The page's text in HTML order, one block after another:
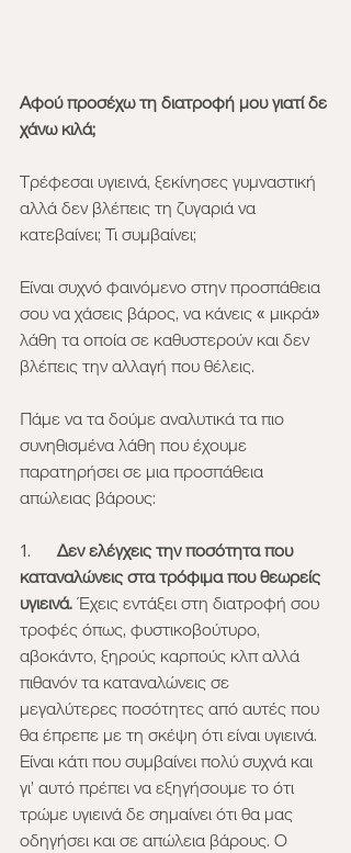
Αφού προσέχω τη διατροφή μου γιατί δε
χάνω κιλά;
Τρέφεσαι υγιεινά, ξεκίνησες γυμναστική
αλλά δεν βλέπεις τη ζυγαριά να
κατεβαίνει; Τι συμβαίνει;
Είναι συχνό φαινόμενο στην προσπάθεια
σου να χάσεις βάρος, να κάνεις « μικρά»
λάθη τα οποία σε καθυστερούν και δεν
βλέπεις την αλλαγή που θέλεις.
Πάμε να τα δούμε αναλυτικά τα πιο
συνηθισμένα λάθη που έχουμε
παρατηρήσει σε μια προσπάθεια
απώλειας βάρους:
1.
Δεν ελέγχεις την ποσότητα που
καταναλώνεις στα τρόφιμα που θεωρείς
υγιεινά. Έχεις εντάξει στη διατροφή σου
τροφές όπως, φυστικοβούτυρο,
αβοκάντο, ξηρούς καρπούς κλπ αλλά
πιθανόν τα καταναλώνεις σε
μεγαλύτερες ποσότητες από αυτές που
θα έπρεπε με τη σκέψη ότι είναι υγιεινά.
Είναι κάτι που συμβαίνει πολύ συχνά και
γι’ αυτό πρέπει να εξηγήσουμε το ότι
τρώμε υγιεινά δε σημαίνει ότι θα μας
οδηγήσει και σε απώλεια βάρους. Ο